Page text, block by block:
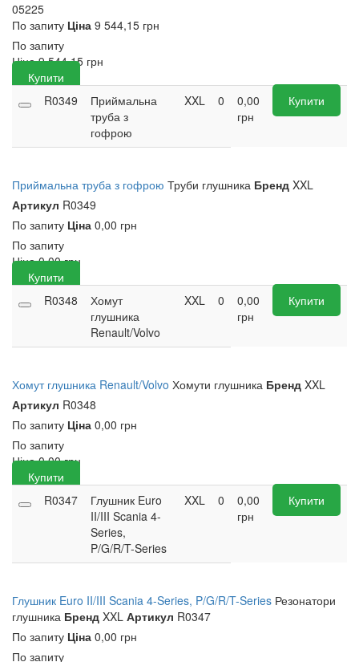
05225
По запиту Ціна 9 544,15 грн
По запиту
Ціна 9 544,15 грн
Купити
R0349
Приймальна
труба з
гофрою
XXL 0
0,00
грн
Купити
Приймальна труба з гофрою Труби глушника Бренд XXL
Артикул R0349
По запиту Ціна 0,00 грн
По запиту
Ціна 0,00грн
Купити
R0348
Хомут
глушника
Renault/Volvo
XXL 0
0,00
грн
Купити
Хомут глушника Renault/Volvo Хомути глушника Бренд XXL
Артикул R0348
По запиту Ціна 0,00 грн
По запиту
Ціна 0,00грн
Купити
R0347
Глушник Euro
II/III Scania 4-
Series,
P/G/R/T-Series
XXL 0
0,00
грн
Купити
Глушник Euro II/III Scania 4-Series, P/G/R/T-Series Резонатори
глушника Бренд XXL Артикул R0347
По запиту Ціна 0,00 грн
По запиту